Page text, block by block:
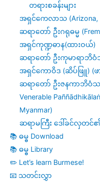
တရားစခန်းများ
အရှင်ကေလာသ (Arizona,
ဆရာတော် ဦးဂရုဓမ္မ
အရှင်ကုဏ္ဍဓာန(ထားဝယ်)
ဆရာတော် ဦးကုမာရာဘိဝံ
အရှင်ကောဝိဒ (ဆိပ်ဖြူ) (ဖ
ဆရာတော် ဦးဇနကာဘိဝံသ
Venerable
Myanmar)
ဆရာမကြီး ဒေါ်ခင်လှတင်၏
📚 ဓမ္ဓ Download
📚 ဓမ္ဓ Library
✏️ Let’s learn Burmese!
📧 သတင်းလွှာ